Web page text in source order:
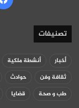
تصنيفات
أخبار أنشطة ملكية
ثقافة وفن
حوادث
طب و صحة
قضايا